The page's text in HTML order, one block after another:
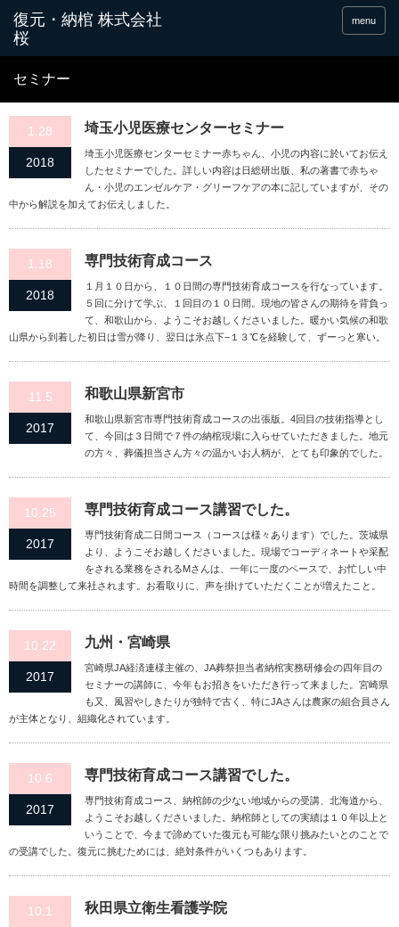
menu
セミナー
1.28
2018
埼玉小児医療センターセミナー
埼玉小児医療センターセミナー赤ちゃん、小児の内容に於いてお伝え
したセミナーでした。詳しい内容は日総研出版、私の著書で赤ちゃ
ん・小児のエンゼルケア・グリーフケアの本に記していますが、その
中から解説を加えてお伝えしました。
1.18
2018
専門技術育成コース
１月１０日から、１０日間の専門技術育成コースを行なっています。
５回に分けて学ぶ、１回目の１０日間。現地の皆さんの期待を背負っ
て、和歌山から、ようこそお越しくださいました。暖かい気候の和歌
山県から到着した初日は雪が降り、翌日は氷点下−１３℃を経験して、ずーっと寒い。
11.5
2017
和歌山県新宮市
和歌山県新宮市専門技術育成コースの出張版。4回目の技術指導とし
て、今回は３日間で７件の納棺現場に入らせていただきました。地元
の方々、葬儀担当さん方々の温かいお人柄が、とても印象的でした。
10.25
2017
専門技術育成コース講習でした。
専門技術育成二日間コース（コースは様々あります）でした。茨城県
より、ようこそお越しくださいました。現場でコーディネートや采配
をされる業務をされるMさんは、一年に一度のペースで、お忙しい中
時間を調整して来社されます。お看取りに、声を掛けていただくことが増えたこと。
10.22
2017
九州・宮崎県
宮崎県JA経済連様主催の、JA葬祭担当者納棺実務研修会の四年目の
セミナーの講師に、今年もお招きをいただき行って来ました。宮崎県
も又、風習やしきたりが独特で古く、特にJAさんは農家の組合員さん
が主体となり、組織化されています。
10.6
2017
専門技術育成コース講習でした。
専門技術育成コース、納棺師の少ない地域からの受講、北海道から、
ようこそお越しくださいました。納棺師としての実績は１０年以上と
いうことで、今まで諦めていた復元も可能な限り挑みたいとのことで
の受講でした。復元に挑むためには、絶対条件がいくつもあります。
10.1 秋田県立衛生看護学院